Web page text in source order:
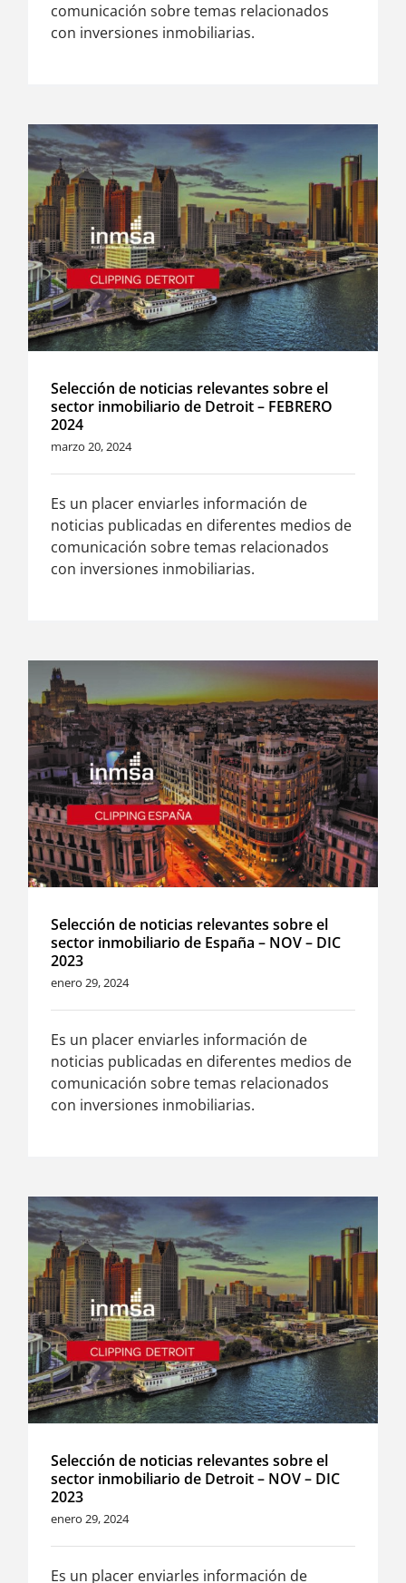
comunicación sobre temas relacionados
con inversiones inmobiliarias.
Selección de noticias relevantes sobre el
sector inmobiliario de Detroit – FEBRERO
2024
marzo 20, 2024
Es un placer enviarles información de
noticias publicadas en diferentes medios de
comunicación sobre temas relacionados
con inversiones inmobiliarias.
Selección de noticias relevantes sobre el
sector inmobiliario de España – NOV – DIC
2023
enero 29, 2024
Es un placer enviarles información de
noticias publicadas en diferentes medios de
comunicación sobre temas relacionados
con inversiones inmobiliarias.
Selección de noticias relevantes sobre el
sector inmobiliario de Detroit – NOV – DIC
2023
enero 29, 2024
Es un placer enviarles información de